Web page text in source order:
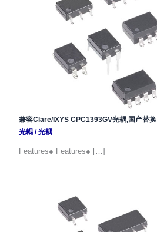
兼容Clare/IXYS CPC1393GV光耦,国产替换
光耦/光耦
Features● Features● […]